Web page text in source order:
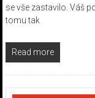
se vše zastavilo. Váš
tomu tak
Read more